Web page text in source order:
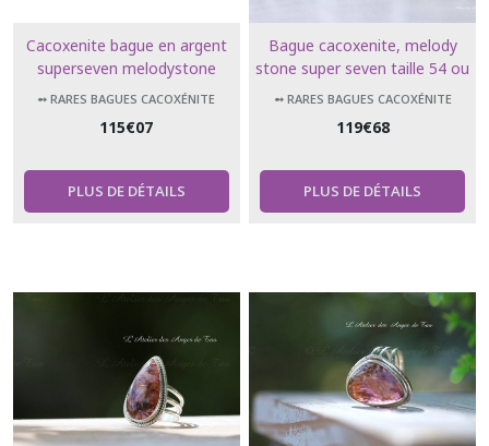
Cacoxenite bague en argent
superseven melodystone
ringstone taille 56 ou 7.75 US
➻ RARES BAGUES CACOXÉNITE
115€07
PLUS DE DÉTAILS
Bague cacoxenite, melody
stone super seven taille 54 ou
7 US, collection LUXE
➻ RARES BAGUES CACOXÉNITE
119€68
PLUS DE DÉTAILS